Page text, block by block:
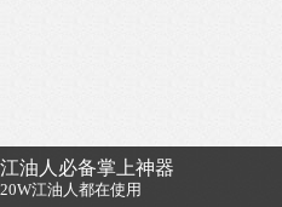
江油人必备掌上神器
20W江油人都在使用